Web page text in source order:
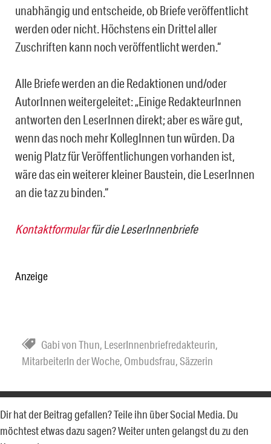
unabhängig und entscheide, ob Briefe veröffentlicht
werden oder nicht. Höchstens ein Drittel aller
Zuschriften kann noch veröffentlicht werden.“
Alle Briefe werden an die Redaktionen und/oder
AutorInnen weitergeleitet: „Einige RedakteurInnen
antworten den LeserInnen direkt; aber es wäre gut,
wenn das noch mehr KollegInnen tun würden. Da
wenig Platz für Veröffentlichungen vorhanden ist,
wäre das ein weiterer kleiner Baustein, die LeserInnen
an die taz zu binden.“
Kontaktformularfür die LeserInnenbriefe
Anzeige
Gabi von Thun, LeserInnenbriefredakteurin,
MitarbeiterIn der Woche, Ombudsfrau,Säzzerin
Dir hat der Beitrag gefallen? Teile ihn über Social Media. Du
möchtest etwas dazu sagen? Weiter unten gelangst du zu den